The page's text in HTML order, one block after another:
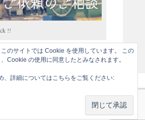
!!
のサイトでは Cookie を使用しています。 この
Cookie の使用に同意したとみなされます。
、詳細についてはこちらをご覧ください: